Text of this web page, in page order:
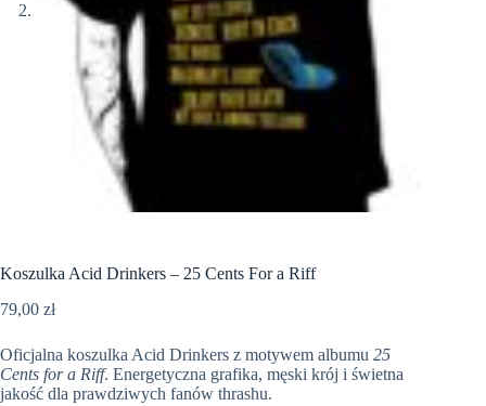
Koszulka Acid Drinkers – 25 Cents For a Riff
79,00 zł
Oficjalna koszulka Acid Drinkers z motywem albumu 25
Cents for a Riff. Energetyczna grafika, męski krój i świetna
jakość dla prawdziwych fanów thrashu.